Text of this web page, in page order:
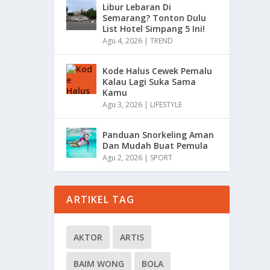
Libur Lebaran Di
Semarang? Tonton Dulu
List Hotel Simpang 5 Ini!
Agu 4, 2026 |TREND
Kode Halus Cewek Pemalu
Kalau Lagi Suka Sama
Kamu
Agu 3, 2026 | LIFESTYLE
Panduan Snorkeling Aman
Dan Mudah Buat Pemula
Agu 2, 2026 | SPORT
ARTIKEL TAG
AKTOR ARTIS
BAIM WONG BOLA